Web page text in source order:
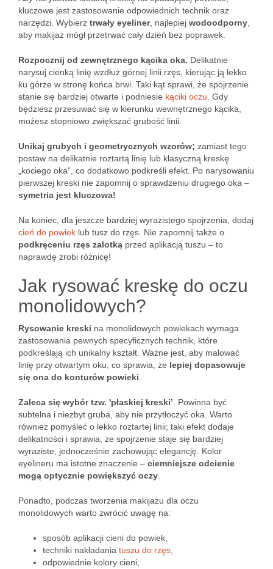
kluczowe jest zastosowanie odpowiednich technik oraz
narzędzi. Wybierz trwały eyeliner, najlepiej wodoodporny
aby makijaż mógł przetrwać cały dzień bez poprawek.
Rozpocznij od zewnętrznego kącika oka. Delikatnie
narysuj cienką linię wzdłuż górnej linii rzęs, kierując ją lekko
ku górze w stronę końca brwi. Taki kąt sprawi, że spojrzenie
stanie się bardziej otwarte i podniesie kąciki oczu . Gdy
będziesz przesuwać się w kierunku wewnętrznego kącika,
możesz stopniowo zwiększać grubość linii.
Unikaj grubych i geometrycznych wzorów; zamiast tego
postaw na delikatnie roztartą linię lub klasyczną kreskę
„kociego oka”, co dodatkowo podkreśli efekt. Po narysowaniu
pierwszej kreski nie zapomnij o sprawdzeniu drugiego oka –
symetria jest kluczowa!
Na koniec, dla jeszcze bardziej wyrazistego spojrzenia, dodaj
cień do powiek lub tusz do rzęs. Nie zapomnij także o
podkręceniu rzęs zalotką przed aplikacją tuszu – to
naprawdę zrobi różnicę!
Jak rysować kreskę do oczu
monolidowych?
Rysowanie kreski na monolidowych powiekach wymaga
zastosowania pewnych specyficznych technik, które
podkreślają ich unikalny kształt. Ważne jest, aby malować
linię przy otwartym oku, co sprawia, że lepiej dopasowuje
się ona do konturów powieki
Zaleca się wybór tzw. 'płaskiej kreski’ . Powinna być
subtelna i niezbyt gruba, aby nie przytłoczyć oka. Warto
również pomyśleć o lekko roztartej linii; taki efekt dodaje
delikatności i sprawia, że spojrzenie staje się bardziej
wyraziste, jednocześnie zachowując elegancję. Kolor
eyelineru ma istotne znaczenie – ciemniejsze odcienie
mogą optycznie powiększyć oczy
Ponadto, podczas tworzenia makijażu dla oczu
monolidowych warto zwrócić uwagę na:
sposób aplikacji cieni do powiek,
techniki nakładania tuszu do rzęs
odpowiednie kolory cieni,